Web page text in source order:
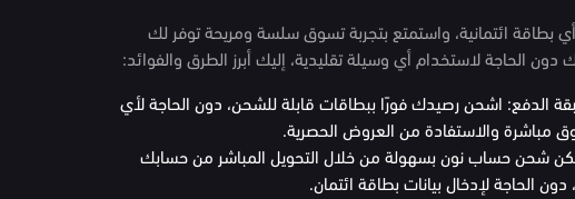
بطاقة ائتمانية، واستمتع بتجربة تسوق سلسة ومريحة توفر لك
الحاجة لاستخدام أي وسيلة تقليدية، إليك أبرز الطرق والفوائد:
الدفع: اشحن رصيدك فورًا ببطاقات قابلة للشحن، دون الحاجة لأي
مباشرة والاستفادة من العروض الحصرية.
يمكن شحن حساب نون بسهولة من خلال التحويل المباشر من حسابك
الحاجة لإدخال بيانات بطاقة ائتمان.